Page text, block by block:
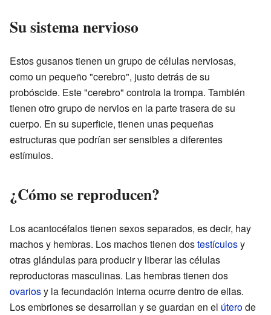
Su sistema nervioso
Estos gusanos tienen un grupo de células nerviosas,
como un pequeño "cerebro", justo detrás de su
probóscide. Este "cerebro" controla la trompa. También
tienen otro grupo de nervios en la parte trasera de su
cuerpo. En su superficie, tienen unas pequeñas
estructuras que podrían ser sensibles a diferentes
estímulos.
¿Cómo se reproducen?
Los acantocéfalos tienen sexos separados, es decir, hay
machos y hembras. Los machos tienen dostestículosy
otras glándulas para producir y liberar las células
reproductoras masculinas. Las hembras tienen dos
ovariosy la fecundación interna ocurre dentro de ellas.
Los embriones se desarrollan y se guardan en el úterode